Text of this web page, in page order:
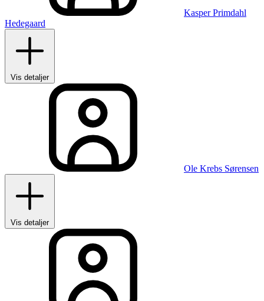
Kasper Primdahl
Hedegaard
Vis detaljer
Ole Krebs Sørensen
Vis detaljer